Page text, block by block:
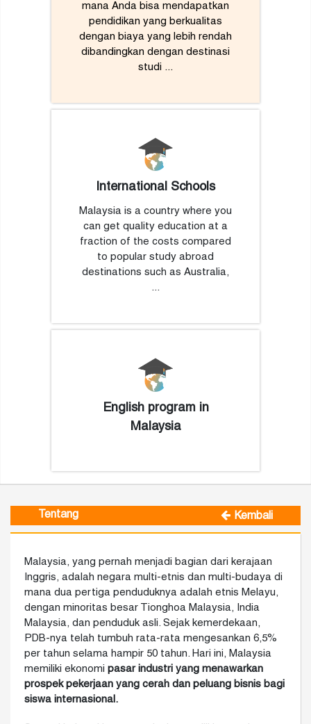
mana Anda bisa mendapatkan
pendidikan yang berkualitas
dengan biaya yang lebih rendah
dibandingkan dengan destinasi
studi ...
International Schools
Malaysia is a country where you
can get quality education at a
fraction of the costs compared
to popular study abroad
destinations such as Australia,
...
English program in
Malaysia
Tentang Kembali
Malaysia, yang pernah menjadi bagian dari kerajaan
Inggris, adalah negara multi-etnis dan multi-budaya di
mana dua pertiga penduduknya adalah etnis Melayu,
dengan minoritas besar Tionghoa Malaysia, India
Malaysia, dan penduduk asli. Sejak kemerdekaan,
PDB-nya telah tumbuh rata-rata mengesankan 6,5%
per tahun selama hampir 50 tahun. Hari ini, Malaysia
memiliki ekonomi pasar industri yang menawarkan
prospek pekerjaan yang cerah dan peluang bisnis bagi
siswa internasional.